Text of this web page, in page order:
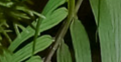
KÖLTSÉGVETÉSI
RENDELETEK